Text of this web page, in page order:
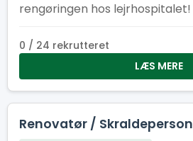
rengøringen hos lejrhospitalet!
0 / 24 rekrutteret
LÆS MERE
Renovatør / Skraldeperson